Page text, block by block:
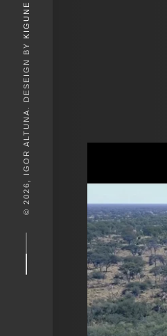
© 2026, IGOR ALTUNA. DESEIGN BY
KIGUNE